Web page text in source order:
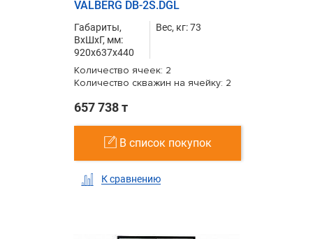
VALBERG DB-2S.DGL
Габариты,
ВxШxГ, мм:
920x637x440
Вес, кг: 73
Количество ячеек: 2
Количество скважин на ячейку: 2
657 738 т
В список покупок
К сравнению